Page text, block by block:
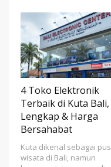
4 Toko Elektronik
Terbaik di Kuta Bali,
Lengkap & Harga
Bersahabat
Kuta dikenal sebagai
wisata di Bali, namun